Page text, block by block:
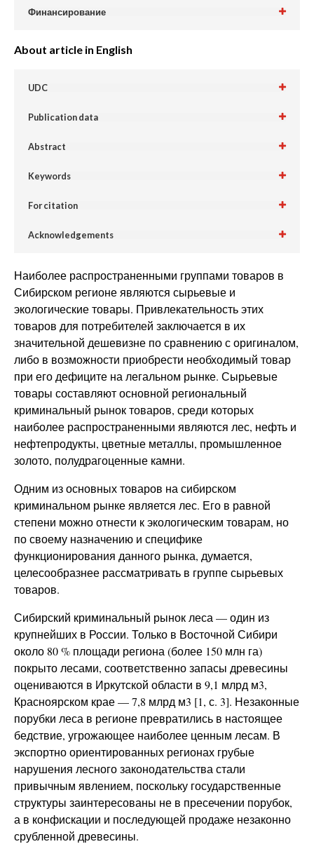
Финансирование
About article in English
UDC
Publication data
Abstract
Keywords
For citation
Acknowledgements
Наиболее распространенными группами товаров в
Сибирском регионе являются сырьевые и
экологические товары. Привлекательность этих
товаров для потребителей заключается в их
значительной дешевизне по сравнению с оригиналом,
либо в возможности приобрести необходимый товар
при его дефиците на легальном рынке. Сырьевые
товары составляют основной региональный
криминальный рынок товаров, среди которых
наиболее распространенными являются лес, нефть и
нефтепродукты, цветные металлы, промышленное
золото, полудрагоценные камни.
Одним из основных товаров на сибирском
криминальном рынке является лес. Его в равной
степени можно отнести к экологическим товарам, но
по своему назначению и специфике
функционирования данного рынка, думается,
целесообразнее рассматривать в группе сырьевых
товаров.
Сибирский криминальный рынок леса — один из
крупнейших в России. Только в Восточной Сибири
около 80 % площади региона (более 150 млн га)
покрыто лесами, соответственно запасы древесины
оцениваются в Иркутской области в 9,1 млрд м3,
Красноярском крае — 7,8 млрд м3 [1, с. 3]. Незаконные
порубки леса в регионе превратились в настоящее
бедствие, угрожающее наиболее ценным лесам. В
экспортно ориентированных регионах грубые
нарушения лесного законодательства стали
привычным явлением, поскольку государственные
структуры заинтересованы не в пресечении порубок,
а в конфискации и последующей продаже незаконно
срубленной древесины.